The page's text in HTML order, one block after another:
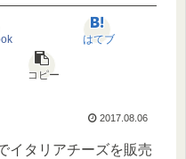
はてブ
コピー
2017.08.06
イタリアチーズを販売